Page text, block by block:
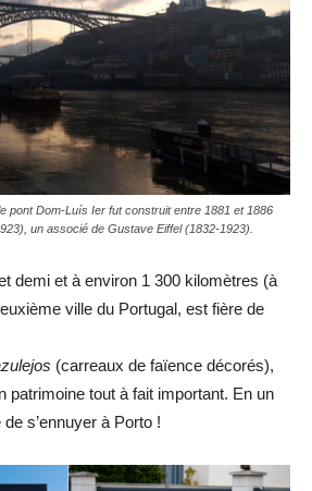
pont Dom-Luís Ier fut construit entre 1881 et 1886
un associé de Gustave Eiffel (1832-1923).
demi et à environ 1 300 kilomètres (à
ville du Portugal, est fière de
(carreaux de faïence décorés),
patrimoine tout à fait important. En un
s’ennuyer à Porto !